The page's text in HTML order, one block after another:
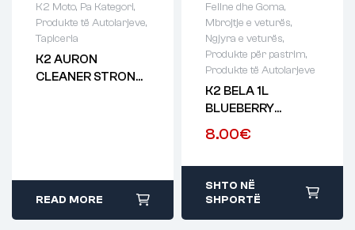
K2 Moto, Pa Kategori,
Produkte të Autolarjeve,
Tapiceria
K2 AURON
CLEANER STRONG
READ MORE
Fellne dhe Goma,
Mbrojtje e veturës,
Ngjyra e veturës,
Produkte për pastrim,
Produkte të Autolarjeve
K2 BELA 1L
BLUEBERRY
Fragrant Active
Foam With A
8.00€
SHTO NË
SHPORTË